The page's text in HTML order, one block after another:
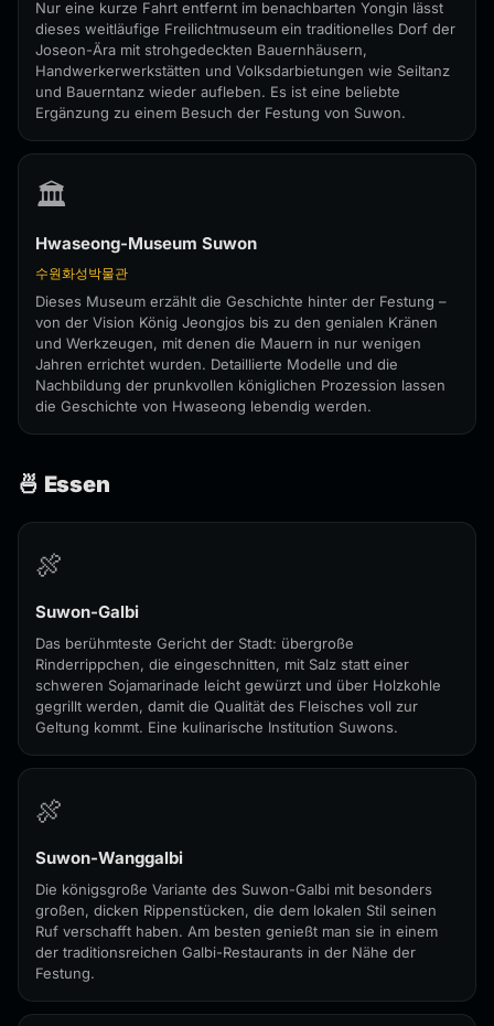
Nur eine kurze Fahrt entfernt im benachbarten Yongin lässt
dieses weitläufige Freilichtmuseum ein traditionelles Dorf der
Joseon-Ära mit strohgedeckten Bauernhäusern,
Handwerkerwerkstätten und Volksdarbietungen wie Seiltanz
und Bauerntanz wieder aufleben. Es ist eine beliebte
Ergänzung zu einem Besuch der Festung von Suwon.
🏛️
Hwaseong-Museum Suwon
수원화성박물관
Dieses Museum erzählt die Geschichte hinter der Festung –
von der Vision König Jeongjos bis zu den genialen Kränen
und Werkzeugen, mit denen die Mauern in nur wenigen
Jahren errichtet wurden. Detaillierte Modelle und die
Nachbildung der prunkvollen königlichen Prozession lassen
die Geschichte von Hwaseong lebendig werden.
🍜 Essen
🍖
Suwon-Galbi
Das berühmteste Gericht der Stadt: übergroße
Rinderrippchen, die eingeschnitten, mit Salz statt einer
schweren Sojamarinade leicht gewürzt und über Holzkohle
gegrillt werden, damit die Qualität des Fleisches voll zur
Geltung kommt. Eine kulinarische Institution Suwons.
🍖
Suwon-Wanggalbi
Die königsgroße Variante des Suwon-Galbi mit besonders
großen, dicken Rippenstücken, die dem lokalen Stil seinen
Ruf verschafft haben. Am besten genießt man sie in einem
der traditionsreichen Galbi-Restaurants in der Nähe der
Festung.